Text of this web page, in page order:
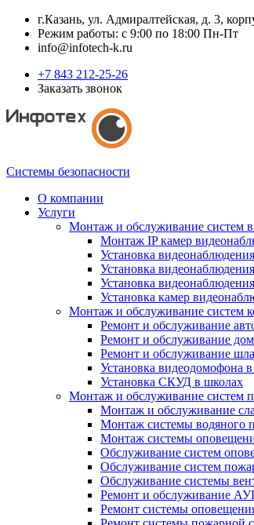
г.Казань, ул. Адмиралтейская, д. 3,
Режим работы: с 9:00 по 18:00 Пн-Пт
info@infotech-k.ru
+7 843 212-25-26
Заказать звонок
Системы безопасности
О компании
Услуги
Монтаж и обслуживание систем
Монтаж IP камер
Установка
Установка
Установка
Установка камер
Монтаж и обслуживание систем
Ремонт и обслуживание
Ремонт и обслуживание
Ремонт и обслуживание
Установка видеодомофона
Установка СКУД в школах
Монтаж и обслуживание систем
Монтаж и обслуживание
Монтаж системы водяного
Монтаж системы
Обслуживание систем
Обслуживание систем
Обслуживание системы
Ремонт и обслуживание
Ремонт системы